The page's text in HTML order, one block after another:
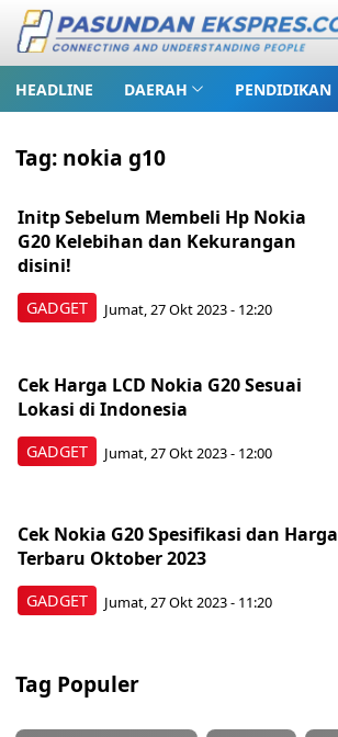
HEADLINE DAERAH PENDIDIKAN
Tag: nokia g10
GADGET
Initp Sebelum Membeli Hp Nokia
G20 Kelebihan dan Kekurangan
disini!
Jumat, 27 Okt 2023 - 12:20
GADGET
Cek Harga LCD Nokia G20 Sesuai
Lokasi di Indonesia
Jumat, 27 Okt 2023 - 12:00
GADGET
Cek Nokia G20 Spesifikasi dan Harga
Terbaru Oktober 2023
Jumat, 27 Okt 2023 - 11:20
Tag Populer